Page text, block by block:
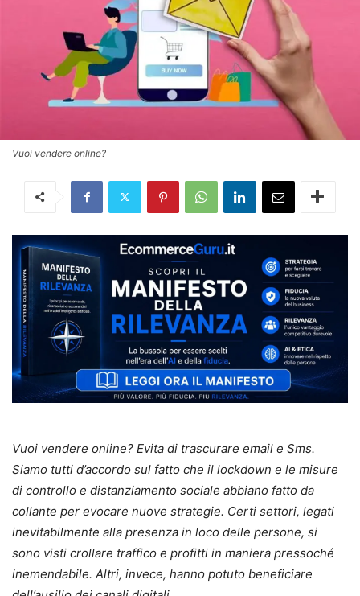
Vuoi vendere online?
Vuoi vendere online? Evita di trascurare email e Sms.
Siamo tutti d’accordo sul fatto che il lockdown e le misure
di controllo e distanziamento sociale abbiano fatto da
collante per evocare nuove strategie. Certi settori, legati
inevitabilmente alla presenza in loco delle persone, si
sono visti crollare traffico e profitti in maniera pressoché
inemendabile. Altri, invece, hanno potuto beneficiare